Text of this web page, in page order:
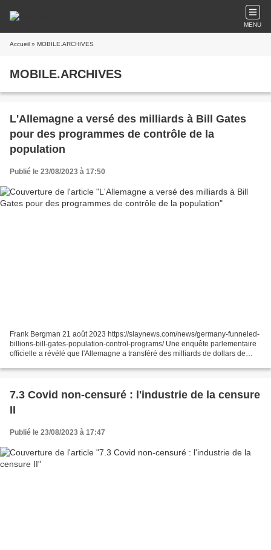
MENU
Accueil » MOBILE.ARCHIVES
MOBILE.ARCHIVES
L'Allemagne a versé des milliards à Bill Gates
pour des programmes de contrôle de la
population
Publié le 23/08/2023 à 17:50
Frank Bergman 21 août 2023 https://slaynews.com/news/germany-funneled-
billions-bill-gates-population-control-programs/ Une enquête parlementaire
officielle a révélé que l'Allemagne a transféré des milliards de dollars de
7.3 Covid non-censuré : l'industrie de la censure
II
Publié le 23/08/2023 à 17:47